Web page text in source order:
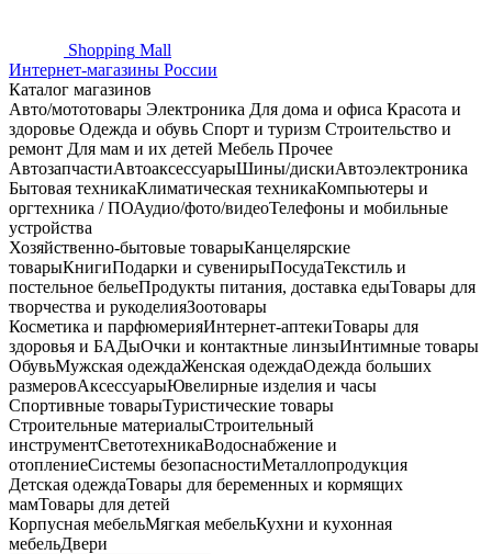
Shopping Mall
Интернет-магазины России
Каталог магазинов
Авто/мототовары Электроника Для дома и офиса Красота и
здоровье Одежда и обувь Спорт и туризм Строительство и
ремонт Для мам и их детей Мебель Прочее
АвтозапчастиАвтоаксессуарыШины/дискиАвтоэлектроника
Бытовая техникаКлиматическая техникаКомпьютеры и
оргтехника / ПОАудио/фото/видеоТелефоны и мобильные
устройства
Хозяйственно-бытовые товарыКанцелярские
товарыКнигиПодарки и сувенирыПосудаТекстиль и
постельное бельеПродукты питания, доставка едыТовары для
творчества и рукоделияЗоотовары
Косметика и парфюмерияИнтернет-аптекиТовары для
здоровья и БАДыОчки и контактные линзыИнтимные товары
ОбувьМужская одеждаЖенская одеждаОдежда больших
размеровАксессуарыЮвелирные изделия и часы
Спортивные товарыТуристические товары
Строительные материалыСтроительный
инструментСветотехникаВодоснабжение и
отоплениеСистемы безопасностиМеталлопродукция
Детская одеждаТовары для беременных и кормящих
мамТовары для детей
Корпусная мебельМягкая мебельКухни и кухонная
мебельДвери